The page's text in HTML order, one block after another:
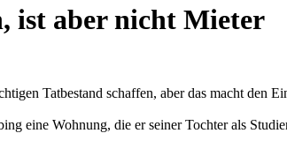
ist aber nicht Mieter
Tatbestand schaffen, aber das macht den
eine Wohnung, die er seiner Tochter als